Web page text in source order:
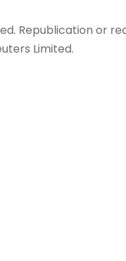
Republication or
Limited.